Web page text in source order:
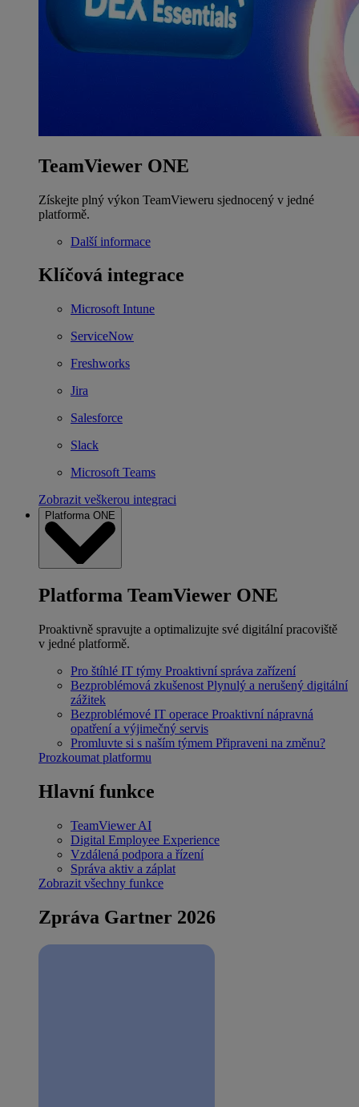
TeamViewer ONE
Získejte plný výkon TeamVieweru sjednocený v jedné
platformě.
Další informace
Klíčová integrace
Microsoft Intune
ServiceNow
Freshworks
Jira
Salesforce
Slack
Microsoft Teams
Zobrazit veškerou integraci
Platforma ONE
Platforma TeamViewer ONE
Proaktivně spravujte a optimalizujte své digitální pracoviště
v jedné platformě.
Pro štíhlé IT týmy Proaktivní správa zařízení
Bezproblémová zkušenost Plynulý a nerušený digitální
zážitek
Bezproblémové IT operace Proaktivní nápravná
opatření a výjimečný servis
Promluvte si s naším týmem Připraveni na změnu?
Prozkoumat platformu
Hlavní funkce
TeamViewer AI
Digital Employee Experience
Vzdálená podpora a řízení
Správa aktiv a záplat
Zobrazit všechny funkce
Zpráva Gartner 2026